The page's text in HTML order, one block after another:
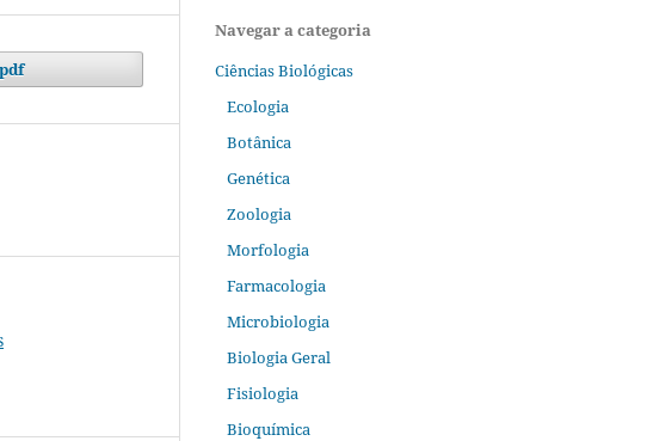
pdf
Navegar a categoria
Ciências Biológicas
Ecologia
Botânica
Genética
Zoologia
Morfologia
Farmacologia
Microbiologia
Biologia Geral
Fisiologia
Bioquímica